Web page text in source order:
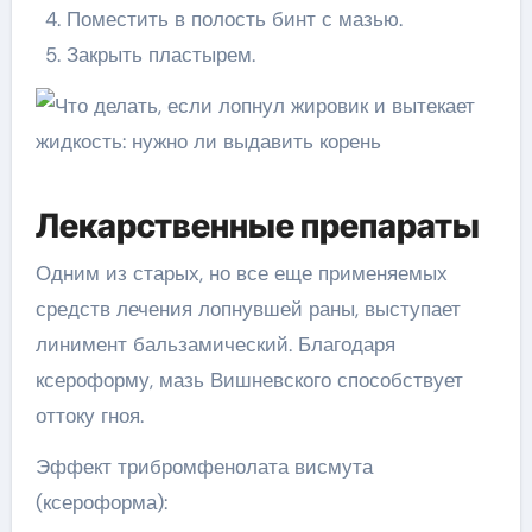
Поместить в полость бинт с мазью.
Закрыть пластырем.
Лекарственные препараты
Одним из старых, но все еще применяемых
средств лечения лопнувшей раны, выступает
линимент бальзамический. Благодаря
ксероформу, мазь Вишневского способствует
оттоку гноя.
Эффект трибромфенолата висмута
(ксероформа):